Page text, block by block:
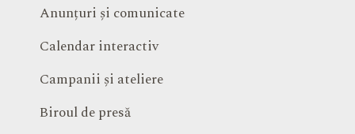
Anunțuri și comunicate
Calendar interactiv
Campanii și ateliere
Biroul de presă